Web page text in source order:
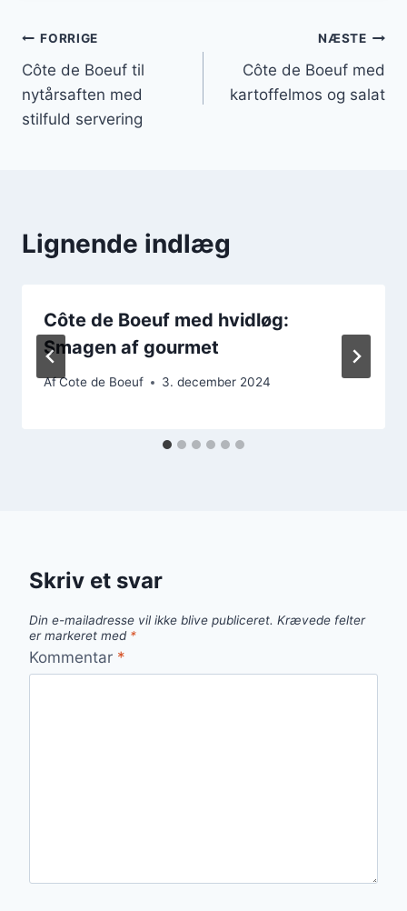
Indlægsnavigation
FORRIGE
Côte de Boeuf til
nytårsaften med
stilfuld servering
NÆSTE
Côte de Boeuf med
kartoffelmos og salat
Lignende indlæg
Côte de Boeuf med hvidløg:
Smagen af gourmet
AfCote de Boeuf 3. december 2024
Skriv et svar
Din e-mailadresse vil ikke blive publiceret. Krævede felter
er markeret med *
Kommentar *